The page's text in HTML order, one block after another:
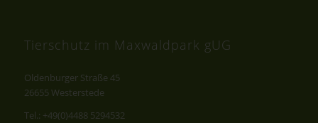
Tierschutz im Maxwaldpark gUG
Oldenburger Straße 45
26655 Westerstede
Tel.: +49(0)4488 5294532